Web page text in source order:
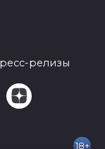
релизы
18+